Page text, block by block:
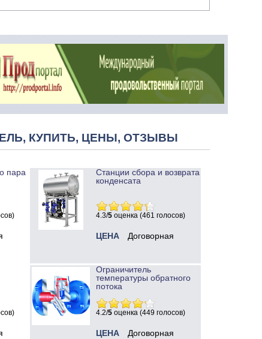
КУПИТЬ, ЦЕНЫ, ОТЗЫВЫ
пара
Станции сбора и возврата
конденсата
4.3/5 оценка (461 голосов)
ЦЕНА Договорная
Ограничитель
температуры обратного
потока
4.2/5 оценка (449 голосов)
ЦЕНА Договорная